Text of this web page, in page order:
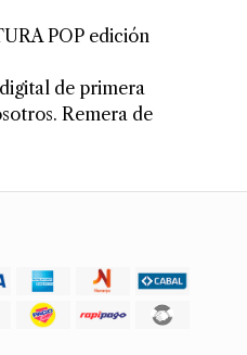
POP edición
de primera
Remera de